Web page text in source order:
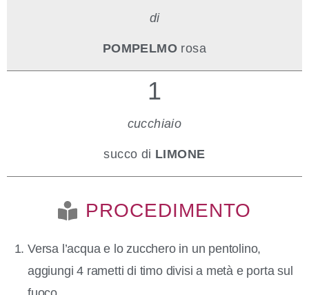
di
POMPELMO rosa
1
cucchiaio
succo di LIMONE
PROCEDIMENTO
Versa l’acqua e lo zucchero in un pentolino,
aggiungi 4 rametti di timo divisi a metà e porta sul